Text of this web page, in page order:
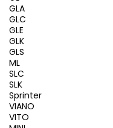
GLA
GLC
GLE
GLK
GLS
ML
SLC
SLK
Sprinter
VIANO
VITO